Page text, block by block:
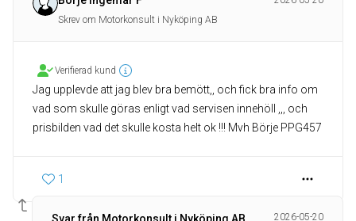
Skrev om Motorkonsult i Nyköping AB
Verifierad kund
Jag upplevde att jag blev bra bemött,, och fick bra info om
vad som skulle göras enligt vad servisen innehöll ,,, och
prisbilden vad det skulle kosta helt ok !!! Mvh Börje PPG457
1
2026-05-20